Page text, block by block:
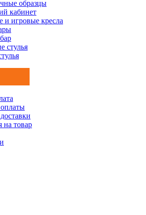
образцы
кабинет
игровые кресла
стулья
на товар